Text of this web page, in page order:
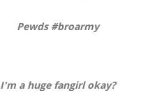
Pewds #broarmy
I'm a huge fangirl okay?